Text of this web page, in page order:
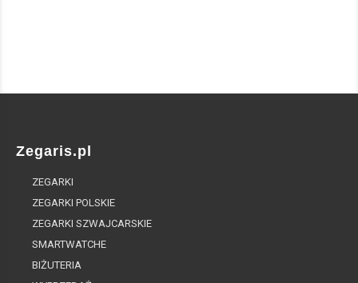
Zegaris.pl
ZEGARKI
ZEGARKI POLSKIE
ZEGARKI SZWAJCARSKIE
SMARTWATCHE
BIŻUTERIA